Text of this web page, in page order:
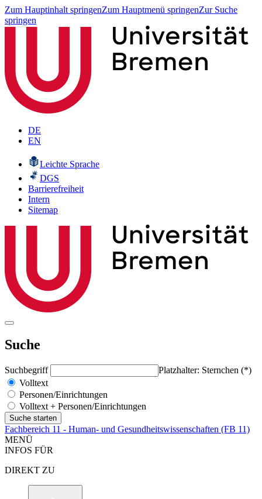
Zum Hauptinhalt springenZum Hauptmenü springenZur Suche
springen
DE
EN
Leichte Sprache
DGS
Barrierefreiheit
Intern
Sitemap
Suche
Suchbegriff
Platzhalter: Sternchen (*)
Volltext
Personen/Einrichtungen
Volltext + Personen/Einrichtungen
Fachbereich 11 - Human- und Gesundheitswissenschaften (FB 11)
MENÜ
INFOS FÜR
DIREKT ZU